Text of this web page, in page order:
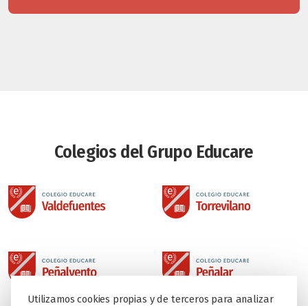
Colegios del Grupo Educare
Utilizamos cookies propias y de terceros para analizar